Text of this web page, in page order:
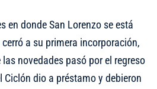
en donde San Lorenzo se está
a su primera incorporación,
las novedades pasó por el regreso
Ciclón dio a préstamo y debieron